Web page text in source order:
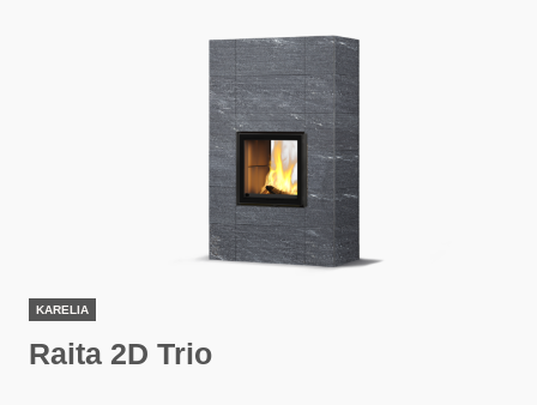
KARELIA
Raita 2D Trio